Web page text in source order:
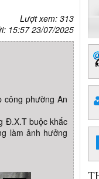
Lượt xem: 313
15:57 23/07/2025
công phường An
Đ.X.T buộc khắc
làm ảnh hưởng